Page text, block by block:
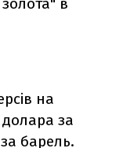
на
за
барель.